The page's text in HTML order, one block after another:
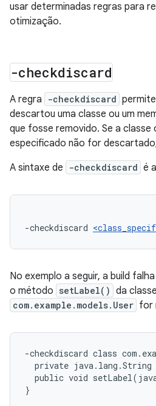
usar determinadas regras para
otimização.
-checkdiscard
A regra -checkdiscard
descartou uma classe ou um
que fosse removido. Se a classe
especificado não for
A sintaxe de
-checkdiscard é
-checkdiscard
No exemplo a seguir, a build
o método setLabel() da classe
com.example.models.User for
-checkdiscard class
private java.lang.String
public void